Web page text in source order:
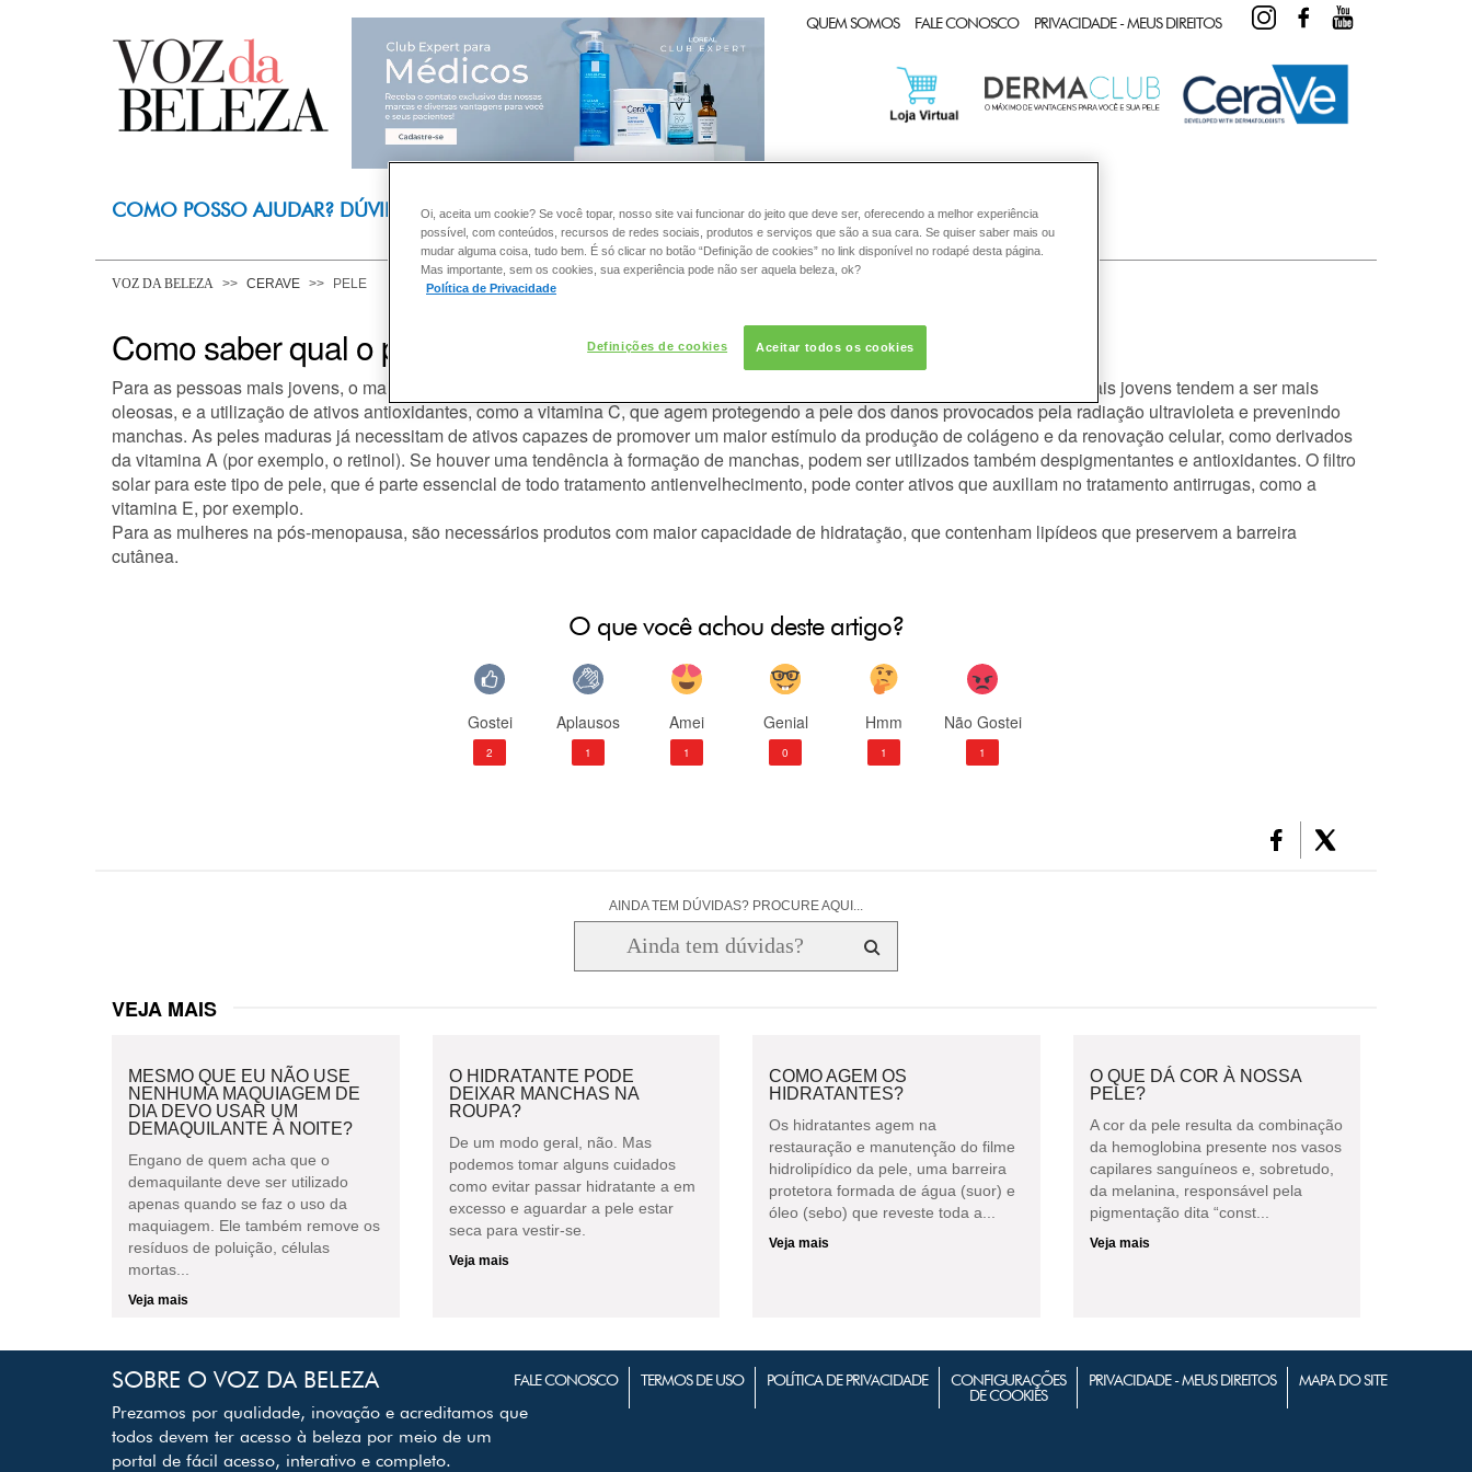
QUEM SOMOS FALE CONOSCO PRIVACIDADE - MEUS DIREITOS
CLUB EXPERT
INSTAGRAMFACEBOOK
COMO POSSO AJUDAR? DÚVIDAS SOBRE: PELE DERMACLUB
VOZ DA BELEZA CERAVE PELE
Como saber qual o produto anti-idade mais indicado para minha idade?
Para as pessoas mais jovens, o mais indicado é o uso de um bom filtro solar com ação antibrilho, porque, em geral, as peles mais jovens tendem a ser mais
oleosas, e a utilização de ativos antioxidantes, como a vitamina C, que agem protegendo a pele dos danos provocados pela radiação ultravioleta e prevenindo
manchas. As peles maduras já necessitam de ativos capazes de promover um maior estímulo da produção de colágeno e da renovação celular, como derivados
da vitamina A (por exemplo, o retinol). Se houver uma tendência à formação de manchas, podem ser utilizados também despigmentantes e antioxidantes. O filtro
solar para este tipo de pele, que é parte essencial de todo tratamento antienvelhecimento, pode conter ativos que auxiliam no tratamento antirrugas, como a
vitamina E, por exemplo.
Para as mulheres na pós-menopausa, são necessários produtos com maior capacidade de hidratação, que contenham lipídeos que preservem a barreira
cutânea.
O que você achou deste artigo?
Gostei
2
Aplausos
1
Amei
1
Genial
0
Hmm
1
Não Gostei
1
AINDA TEM DÚVIDAS? PROCURE AQUI...
VEJA MAIS
MESMO QUE EU NÃO USE
NENHUMA MAQUIAGEM DE
DIA DEVO USAR UM
DEMAQUILANTE À NOITE?
Engano de quem acha que o
demaquilante deve ser utilizado
apenas quando se faz o uso da
maquiagem. Ele também remove os
resíduos de poluição, células
mortas...
Veja mais
O HIDRATANTE PODE
DEIXAR MANCHAS NA
ROUPA?
De um modo geral, não. Mas
podemos tomar alguns cuidados
como evitar passar hidratante a em
excesso e aguardar a pele estar
seca para vestir-se.
Veja mais
COMO AGEM OS
HIDRATANTES?
Os hidratantes agem na
restauração e manutenção do filme
hidrolipídico da pele, uma barreira
protetora formada de água (suor) e
óleo (sebo) que reveste toda a...
Veja mais
O QUE DÁ COR À NOSSA
PELE?
A cor da pele resulta da combinação
da hemoglobina presente nos vasos
capilares sanguíneos e, sobretudo,
da melanina, responsável pela
pigmentação dita “const...
Veja mais
SOBRE O VOZ DA BELEZA
Prezamos por qualidade, inovação e acreditamos que
todos devem ter acesso à beleza por meio de um
portal de fácil acesso, interativo e completo.
FALE CONOSCO TERMOS DE USO POLÍTICA DE PRIVACIDADE
CONFIGURAÇÕES
DE COOKIES
PRIVACIDADE - MEUS DIREITOS MAPA DO SITE
Oi, aceita um cookie? Se você topar, nosso site vai funcionar do jeito que deve ser, oferecendo a melhor experiência
possível, com conteúdos, recursos de redes sociais, produtos e serviços que são a sua cara. Se quiser saber mais ou
mudar alguma coisa, tudo bem. É só clicar no botão “Definição de cookies” no link disponível no rodapé desta página.
Mas importante, sem os cookies, sua experiência pode não ser aquela beleza, ok?
Política de Privacidade
Definições de cookies Aceitar todos os cookies